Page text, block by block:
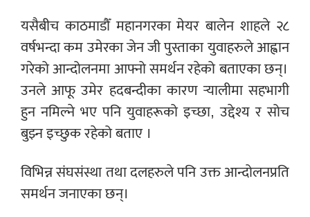
यसैबीच काठमाडौँ महानगरका मेयर बालेन शाहले २८
वर्षभन्दा कम उमेरका जेन जी पुस्ताका युवाहरुले आह्वान
गरेको आन्दोलनमा आफ्नो समर्थन रहेको बताएका छन्।
उनले आफू उमेर हदबन्दीका कारण र्‍यालीमा सहभागी
हुन नमिल्ने भए पनि युवाहरूको इच्छा, उद्देश्य र सोच
बुझ्न इच्छुक रहेको बताए ।
विभिन्न संघसंस्था तथा दलहरुले पनि उक्त आन्दोलनप्रति
समर्थन जनाएका छन्।